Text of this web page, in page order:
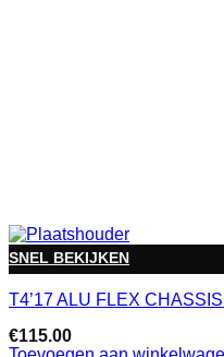
SNEL BEKIJKEN
T4’17 ALU FLEX
€115.00